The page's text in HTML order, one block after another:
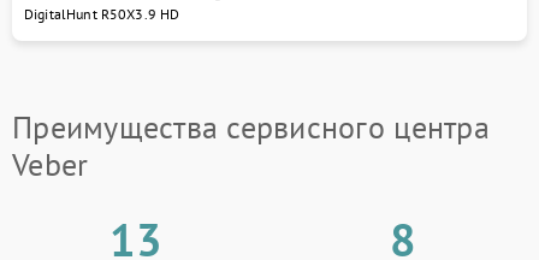
свяжитесь с нами по телефону +7 (495) 023-73-25
или посетите сервисный центр Veber по адресу ул.
DigitalHunt R50X3.9 HD
Преимущества сервисного центра
Veber
13 8